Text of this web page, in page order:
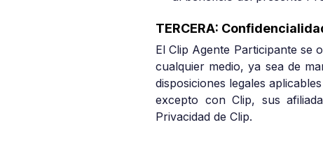
TERCERA:
El Clip Agente Participante se
cualquier medio, ya sea de
disposiciones legales
excepto con Clip, sus
Privacidad de Clip.